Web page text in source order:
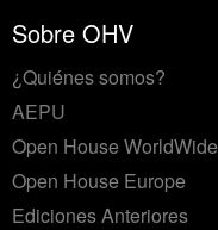
Sobre OHV
¿Quiénes somos?
AEPU
Open House WorldWide
Open House Europe
Ediciones Anteriores